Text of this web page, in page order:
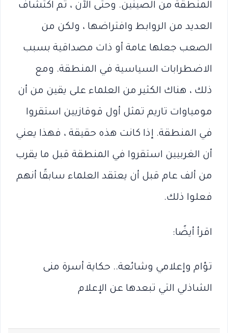
المنطقة من الصينين. وحتى الآن ، تم اكتشاف
العديد من الروابط وافتراضها ، ولكن من
الصعب جعلها عامة أو ذات مصداقية بسبب
الاضطرابات السياسية في المنطقة. ومع
ذلك ، هناك الكثير من العلماء على يقين من أن
مومياوات تاريم تمثل أول قوقازيين استقروا
في المنطقة. إذا كانت هذه حقيقة ، فهذا يعني
أن الغربيين استقروا في المنطقة قبل ما يقرب
من ألف عام قبل أن يعتقد العلماء سابقًا أنهم
فعلوا ذلك.
اقرأ أيضًا:
تؤام وإعلامي وشائعة.. حكاية أسرة منى
الشاذلي التي تبعدها عن الإعلام